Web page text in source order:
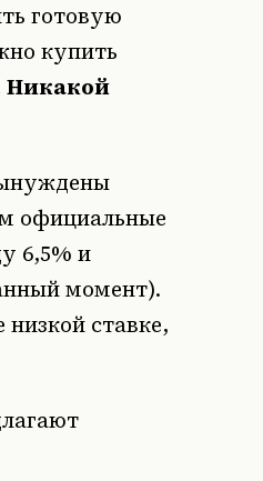
готовую
купить
Никакой
официальные
6,5% и
момент).
низкой ставке,